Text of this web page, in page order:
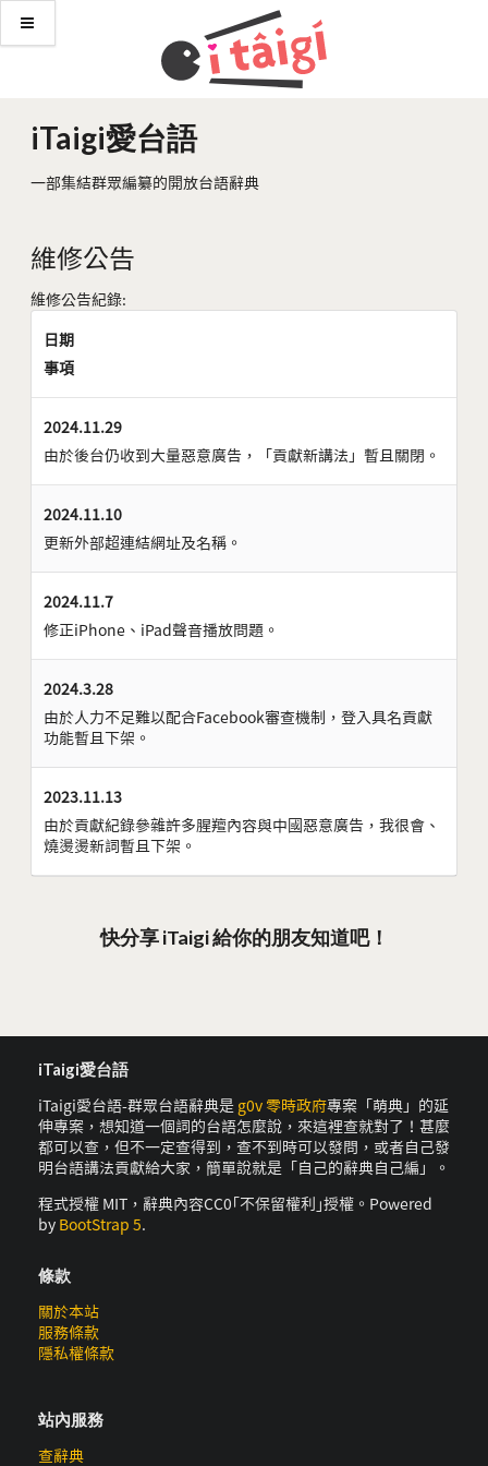
iTaigi愛台語
一部集結群眾編纂的開放台語辭典
維修公告
維修公告紀錄:
日期
事項
2024.11.29
由於後台仍收到大量惡意廣告，「貢獻新講法」暫且關閉。
2024.11.10
更新外部超連結網址及名稱。
2024.11.7
修正iPhone、iPad聲音播放問題。
2024.3.28
由於人力不足難以配合Facebook審查機制，登入具名貢獻
功能暫且下架。
2023.11.13
由於貢獻紀錄參雜許多腥羶內容與中國惡意廣告，我很會、
燒燙燙新詞暫且下架。
快分享 iTaigi 給你的朋友知道吧！
iTaigi愛台語
iTaigi愛台語-群眾台語辭典是 g0v 零時政府專案「萌典」的延
伸專案，想知道一個詞的台語怎麼說，來這裡查就對了！甚麼
都可以查，但不一定查得到，查不到時可以發問，或者自己發
明台語講法貢獻給大家，簡單說就是「自己的辭典自己編」。
程式授權 MIT，辭典內容CC0｢不保留權利｣授權。Powered
by BootStrap 5.
條款
關於本站
服務條款
隱私權條款
站內服務
查辭典